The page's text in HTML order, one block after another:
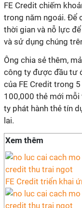
FE Credit chiếm
trong năm ngoái. Để
thời gian và nỗ lực
và sử dụng chúng
Ông chia sẻ thêm,
công ty được đầu tư
của FE Credit trong
100,000 thẻ mới mỗi
ty phát hành thẻ tín
lai.
Xem thêm
FE Credit triển khai